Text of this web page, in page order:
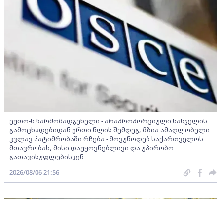
ეუთო-ს წარმომადგენელი - არაპროპორციული სასჯელის
გამოცხადებიდან ერთი წლის შემდეგ, მზია ამაღლობელი
კვლავ პატიმრობაში რჩება - მოვუწოდებ საქართველოს
მთავრობას, მისი დაუყოვნებლივი და უპირობო
გათავისუფლებისკენ
2026/08/06 21:56